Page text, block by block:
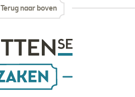
Terug naar boven